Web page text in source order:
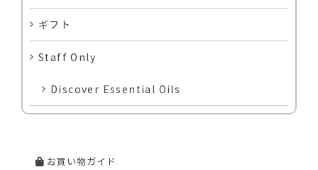
ギフト
Staff Only
Discover Essential Oils
お買い物ガイド